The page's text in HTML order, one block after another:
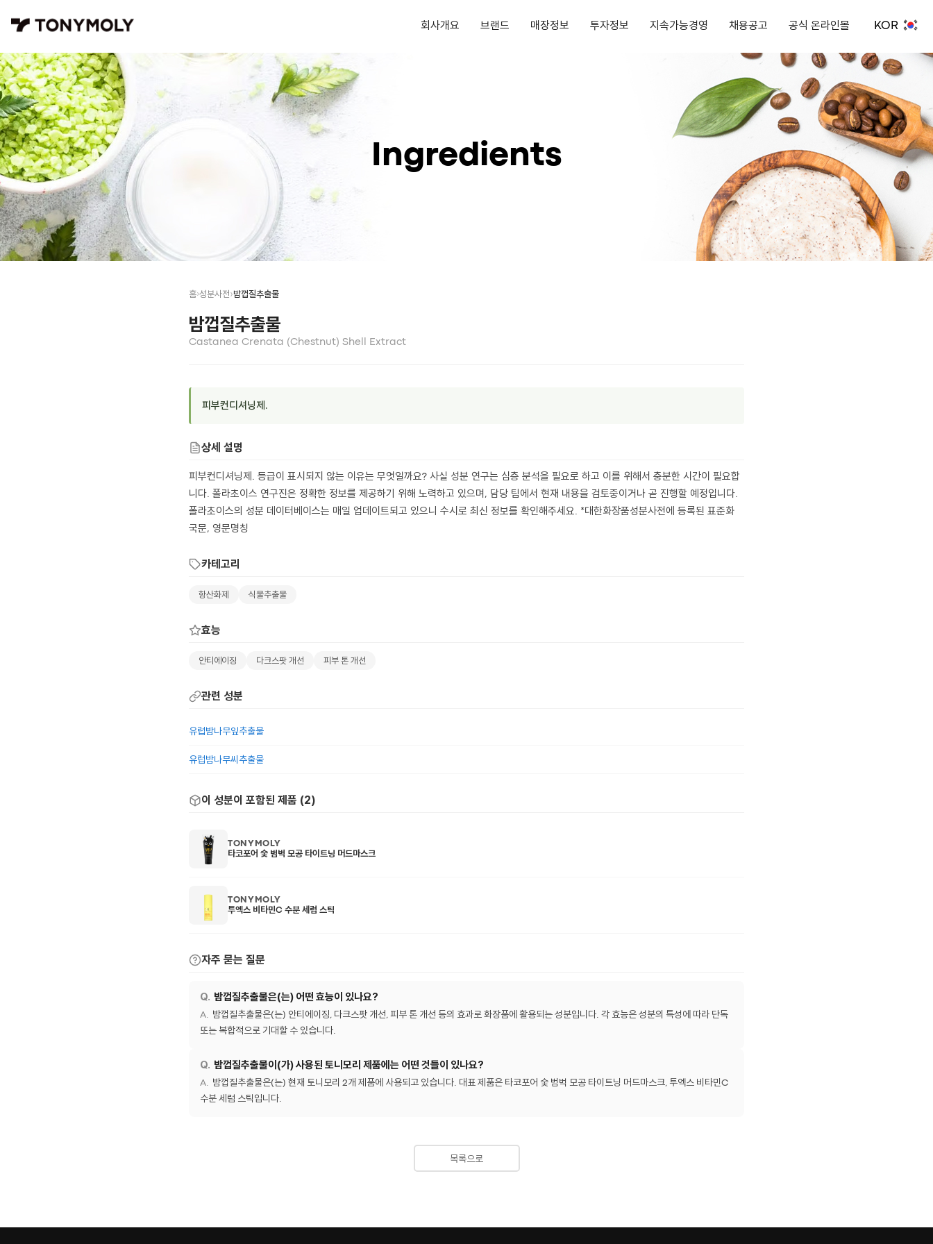
회사개요 브랜드 매장정보 투자정보 지속가능경영 채용공고 공식 온라인몰 KOR
Ingredients
홈 성분사전 밤껍질추출물
밤껍질추출물
Castanea Crenata (Chestnut) Shell Extract
피부컨디셔닝제.
상세 설명
피부컨디셔닝제. 등급이 표시되지 않는 이유는 무엇일까요? 사실 성분 연구는 심층 분석을 필요로 하고 이를 위해서 충분한 시간이 필요합
니다. 폴라초이스 연구진은 정확한 정보를 제공하기 위해 노력하고 있으며, 담당 팀에서 현재 내용을 검토중이거나 곧 진행할 예정입니다.
폴라초이스의 성분 데이터베이스는 매일 업데이트되고 있으니 수시로 최신 정보를 확인해주세요. *대한화장품성분사전에 등록된 표준화
국문, 영문명칭
카테고리
항산화제 식물추출물
효능
안티에이징 다크스팟 개선 피부 톤 개선
관련 성분
유럽밤나무잎추출물
유럽밤나무씨추출물
이 성분이 포함된 제품 (2)
TONYMOLY
타코포어 숯 범벅 모공 타이트닝 머드마스크
TONYMOLY
투엑스 비타민C 수분 세럼 스틱
자주 묻는 질문
밤껍질추출물은(는) 어떤 효능이 있나요?
밤껍질추출물은(는) 안티에이징, 다크스팟 개선, 피부 톤 개선 등의 효과로 화장품에 활용되는 성분입니다. 각 효능은 성분의 특성에 따라 단독
또는 복합적으로 기대할 수 있습니다.
밤껍질추출물이(가) 사용된 토니모리 제품에는 어떤 것들이 있나요?
밤껍질추출물은(는) 현재 토니모리 2개 제품에 사용되고 있습니다. 대표 제품은 타코포어 숯 범벅 모공 타이트닝 머드마스크, 투엑스 비타민C
수분 세럼 스틱입니다.
목록으로